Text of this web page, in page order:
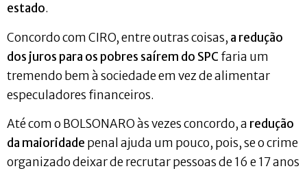
estado.
Concordo com CIRO, entre outras coisas, a redução
dos juros para os pobres saírem do SPC faria um
tremendo bem à sociedade em vez de alimentar
especuladores financeiros.
Até com o BOLSONARO às vezes concordo, a redução
da maioridade penal ajuda um pouco, pois, se o crime
organizado deixar de recrutar pessoas de 16 e 17 anos